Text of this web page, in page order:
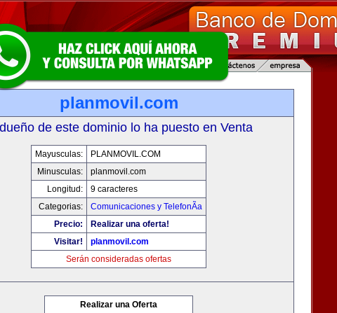
planmovil.com
de este dominio lo ha puesto en Venta
Mayusculas:
PLANMOVIL.COM
Minusculas:
planmovil.com
Longitud:
9 caracteres
Categorias:
Comunicaciones y TelefonÃ­a
Precio:
Realizar una oferta!
Visitar!
planmovil.com
Serán consideradas ofertas
Realizar una Oferta